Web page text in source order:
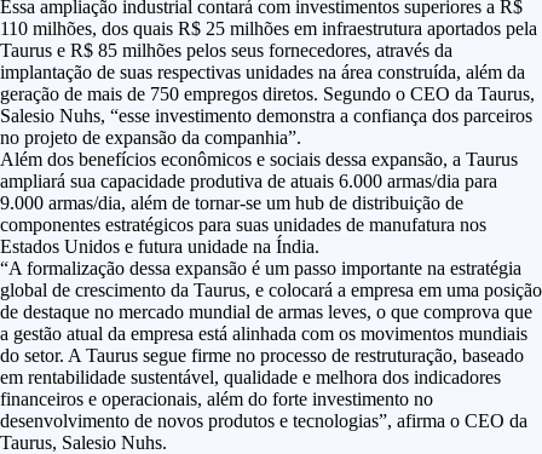
Essa ampliação industrial contará com investimentos superiores a R$
110 milhões, dos quais R$ 25 milhões em infraestrutura aportados pela
Taurus e R$ 85 milhões pelos seus fornecedores, através da
implantação de suas respectivas unidades na área construída, além da
geração de mais de 750 empregos diretos. Segundo o CEO da Taurus,
Salesio Nuhs, “esse investimento demonstra a confiança dos parceiros
no projeto de expansão da companhia”.
Além dos benefícios econômicos e sociais dessa expansão, a Taurus
ampliará sua capacidade produtiva de atuais 6.000 armas/dia para
9.000 armas/dia, além de tornar-se um hub de distribuição de
componentes estratégicos para suas unidades de manufatura nos
Estados Unidos e futura unidade na Índia.
“A formalização dessa expansão é um passo importante na estratégia
global de crescimento da Taurus, e colocará a empresa em uma posição
de destaque no mercado mundial de armas leves, o que comprova que
a gestão atual da empresa está alinhada com os movimentos mundiais
do setor. A Taurus segue firme no processo de restruturação, baseado
em rentabilidade sustentável, qualidade e melhora dos indicadores
financeiros e operacionais, além do forte investimento no
desenvolvimento de novos produtos e tecnologias”, afirma o CEO da
Taurus, Salesio Nuhs.